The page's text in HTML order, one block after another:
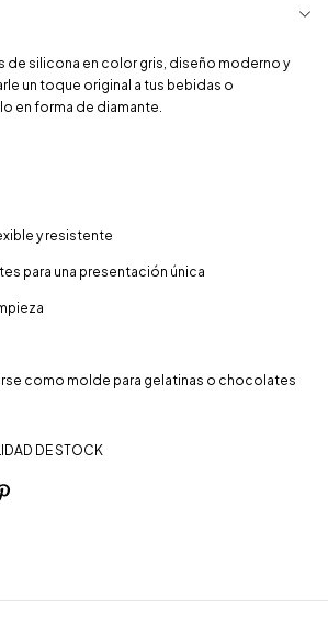
de silicona en color gris, diseño moderno y
un toque original a tus bebidas o
en forma de diamante.
y resistente
para una presentación única
como molde para gelatinas o chocolates
DE STOCK